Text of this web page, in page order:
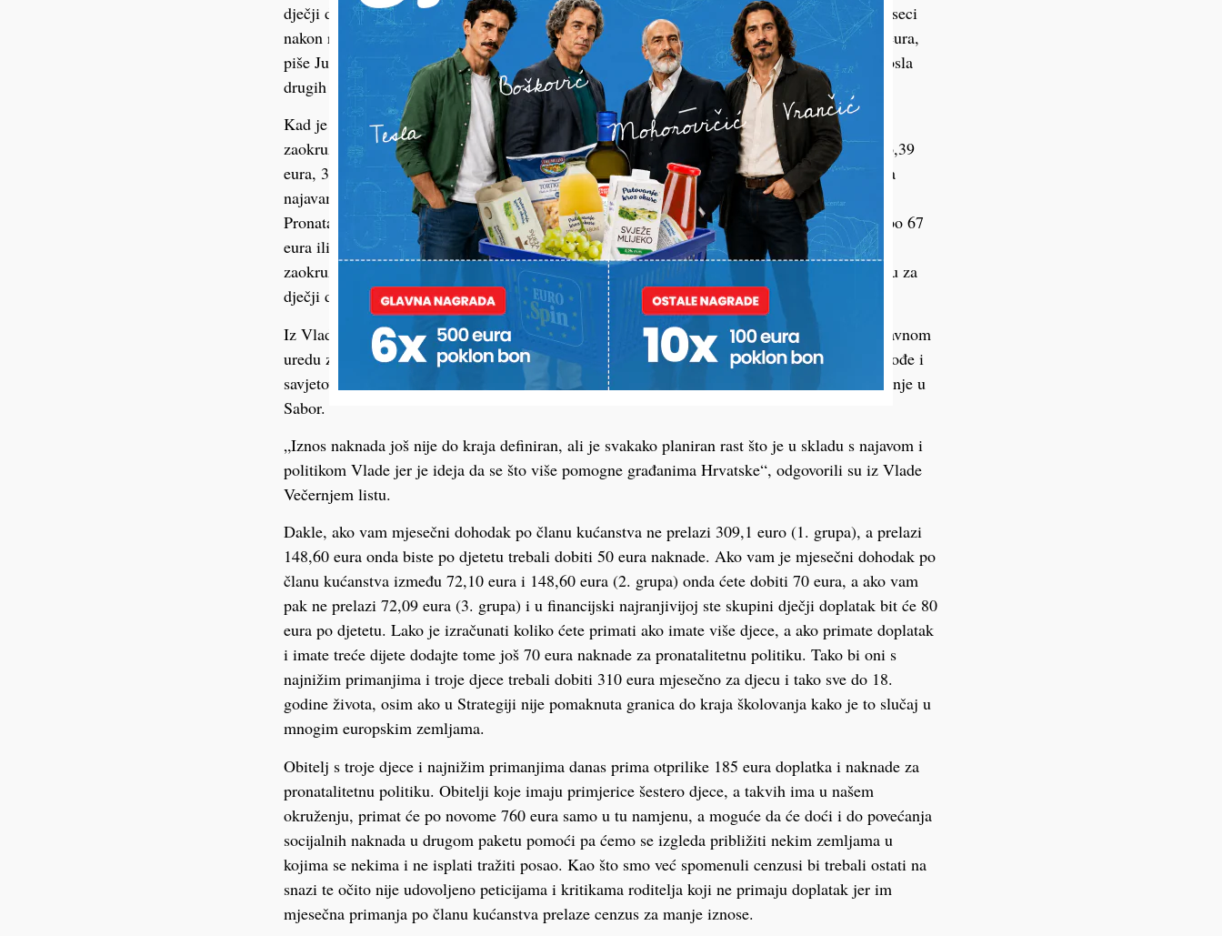
dječji doplatak u najavi je i povećanje gornje granice za porodiljni dopust za drugih šest mjeseci
nakon rođenja djeteta sa sadašnjih 1000 eura na najmanje dvije prosječne plaće ili do 2600 eura,
piše Jutarnji list. Jedan od ciljeva je i da oni koji primaju veću plaću ne osjete izostanak s posla
drugih šest mjeseci i da budu što duže kod kuće s djecom.
Kad je riječ o dječjem doplatku, on bi se trebao najmanje udvostručiti, te prilagoditi
zaokruživanjem iznosima u eurima. Trenutno su naknade za dječji doplatak po djetetu od 26,39
eura, 33,11 eura te 39,73 eura ovisno o tome kakav vam je ukupni mjesečni dohodak. Prema
najavama, kako prenose mediji, najniži doplatak bio bi oko 50 eura, a najviši 80 eura.
Pronatalitetni dodatak koji dobivaju roditelji za treće, četvrto ili sljedeće dijete u iznosu od po 67
eura ili 500 kuna po djetetu ne bi se trebao mijenjati, osim, kako je najavljeno – vjerojatno
zaokružiti na veći iznos od 70 eura. Naravno, tu naknadu primaju samo oni koji su u cenzusu za
dječji doplatak.
Iz Vlade su medijima naveli kako je prijedlog Strategije dovršen te je poslan Središnjem državnom
uredu za demografiju i mlade na mišljenje. Za javnost još uvijek nije otvoren, a nakon što prođe i
savjetovanje koje je predviđeno za srpanj ove godine – očekuje se kako će vrlo brzo na glasanje u
Sabor.
„Iznos naknada još nije do kraja definiran, ali je svakako planiran rast što je u skladu s najavom i
politikom Vlade jer je ideja da se što više pomogne građanima Hrvatske“, odgovorili su iz Vlade
Večernjem listu.
Dakle, ako vam mjesečni dohodak po članu kućanstva ne prelazi 309,1 euro (1. grupa), a prelazi
148,60 eura onda biste po djetetu trebali dobiti 50 eura naknade. Ako vam je mjesečni dohodak po
članu kućanstva između 72,10 eura i 148,60 eura (2. grupa) onda ćete dobiti 70 eura, a ako vam
pak ne prelazi 72,09 eura (3. grupa) i u financijski najranjivijoj ste skupini dječji doplatak bit će 80
eura po djetetu. Lako je izračunati koliko ćete primati ako imate više djece, a ako primate doplatak
i imate treće dijete dodajte tome još 70 eura naknade za pronatalitetnu politiku. Tako bi oni s
najnižim primanjima i troje djece trebali dobiti 310 eura mjesečno za djecu i tako sve do 18.
godine života, osim ako u Strategiji nije pomaknuta granica do kraja školovanja kako je to slučaj u
mnogim europskim zemljama.
Obitelj s troje djece i najnižim primanjima danas prima otprilike 185 eura doplatka i naknade za
pronatalitetnu politiku. Obitelji koje imaju primjerice šestero djece, a takvih ima u našem
okruženju, primat će po novome 760 eura samo u tu namjenu, a moguće da će doći i do povećanja
socijalnih naknada u drugom paketu pomoći pa ćemo se izgleda približiti nekim zemljama u
kojima se nekima i ne isplati tražiti posao. Kao što smo već spomenuli cenzusi bi trebali ostati na
snazi te očito nije udovoljeno peticijama i kritikama roditelja koji ne primaju doplatak jer im
mjesečna primanja po članu kućanstva prelaze cenzus za manje iznose.